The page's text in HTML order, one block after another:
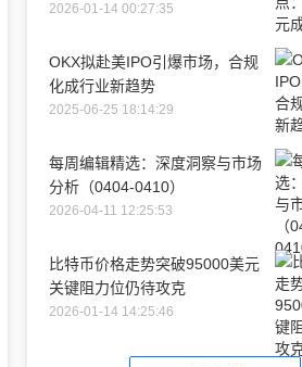
2026-01-14 00:27:35
OKX拟赴美IPO引爆市场，合规
化成行业新趋势
2025-06-25 18:14:29
每周编辑精选：深度洞察与市场
分析（0404-0410）
2026-04-11 12:25:53
比特币价格走势突破95000美元
关键阻力位仍待攻克
2026-01-14 14:25:46